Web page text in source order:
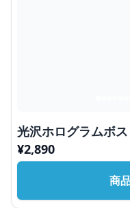
光沢ホログラムボ
¥2,890
商